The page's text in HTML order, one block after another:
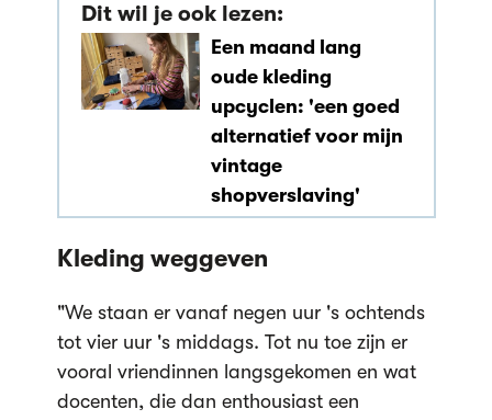
Dit wil je ook lezen:
Een maand lang
oude kleding
upcyclen: 'een goed
alternatief voor mijn
vintage
shopverslaving'
Kleding weggeven
"We staan er vanaf negen uur 's ochtends
tot vier uur 's middags. Tot nu toe zijn er
vooral vriendinnen langsgekomen en wat
docenten, die dan enthousiast een